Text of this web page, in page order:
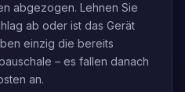
abgezogen. Lehnen Sie
ab oder ist das Gerät
einzig die bereits
– es fallen danach
an.